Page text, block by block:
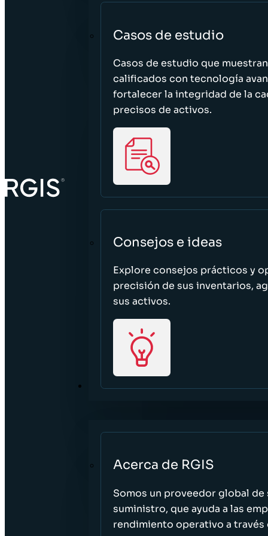
Casos de estudio
Casos de estudio que
calificados con tecnología
fortalecer la integridad de la
precisos de activos.
Consejos e ideas
Explore consejos prácticos y
precisión de sus inventarios,
sus activos.
ACERCA DE
Acerca de RGIS
Somos un proveedor global
suministro, que ayuda a las
rendimiento operativo a